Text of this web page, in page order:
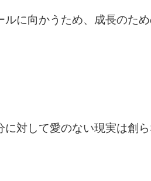
に向かうため、成長のため
対して愛のない現実は創ら